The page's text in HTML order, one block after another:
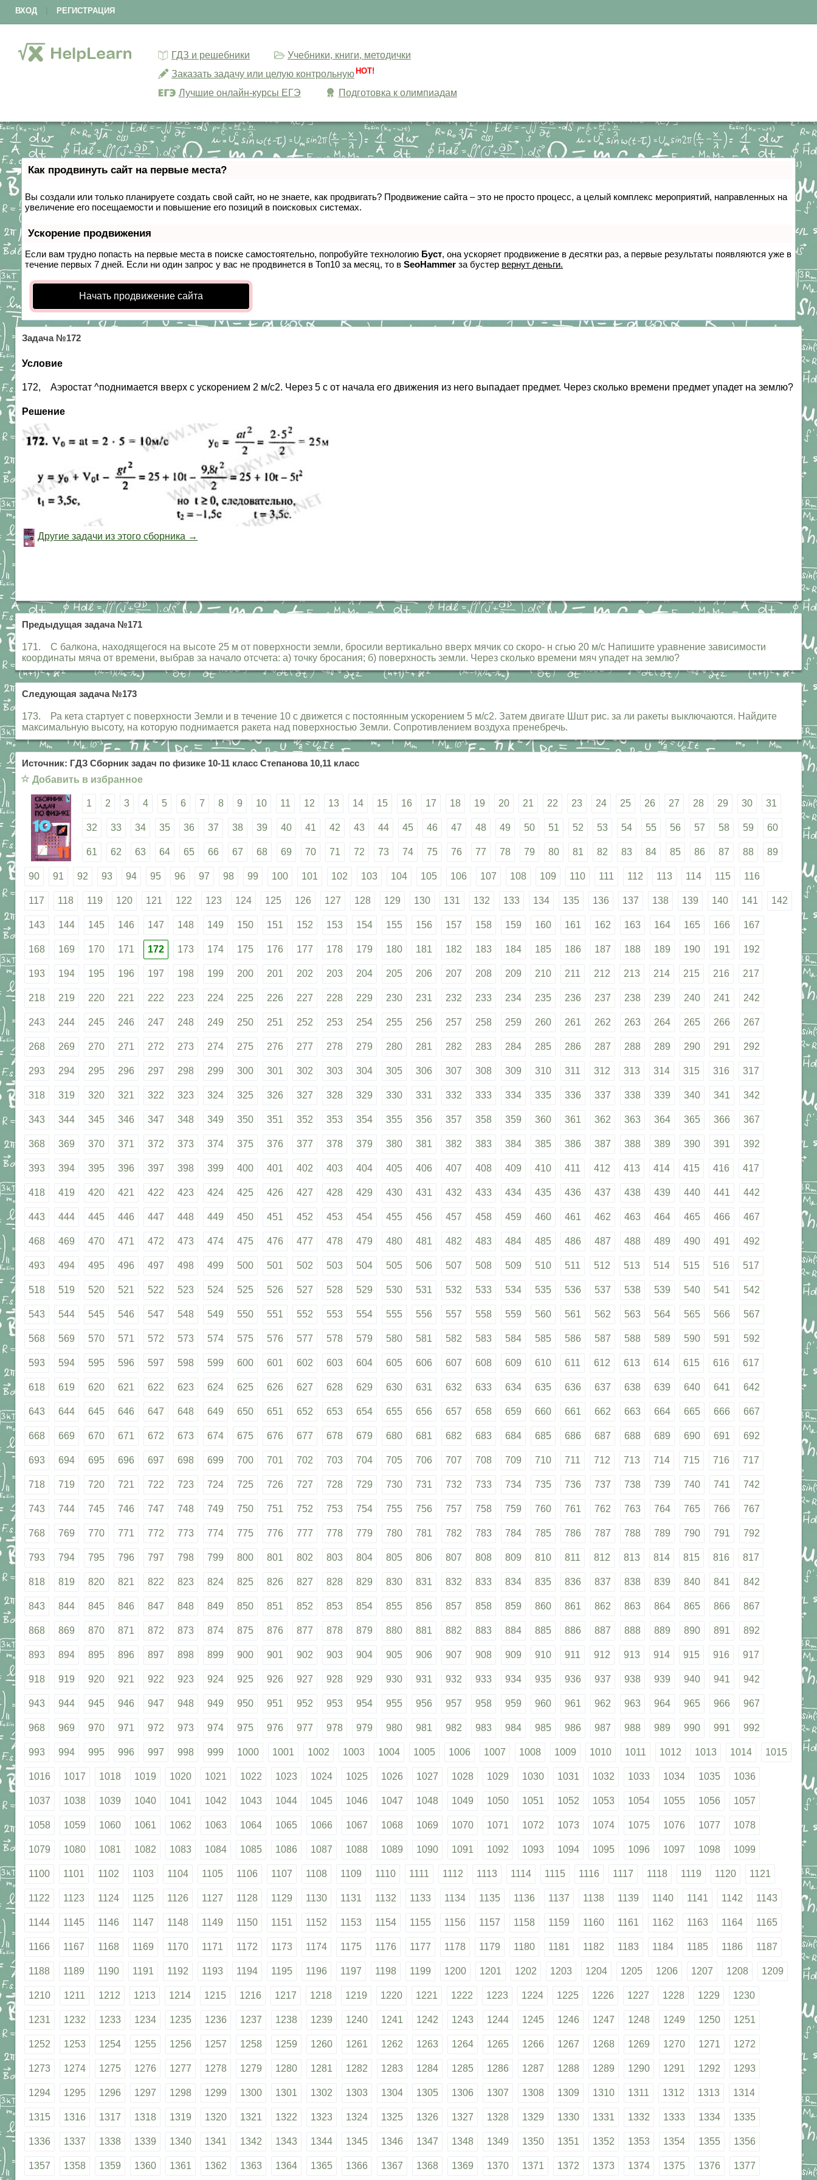
ВХОД РЕГИСТРАЦИЯ
ГДЗ и решебники
Учебники, книги, методички
Заказать задачу или целую контрольную HOT!
Лучшие онлайн-курсы ЕГЭ Подготовка к олимпиадам
Как продвинуть сайт на первые места?
Вы создали или только планируете создать свой сайт, но не знаете, как продвигать? Продвижение сайта – это не просто процесс, а целый комплекс мероприятий, направленных на
увеличение его посещаемости и повышение его позиций в поисковых системах.
Ускорение продвижения
Если вам трудно попасть на первые места в поиске самостоятельно, попробуйте технологию Буст, она ускоряет продвижение в десятки раз, а первые результаты появляются уже в
течение первых 7 дней. Если ни один запрос у вас не продвинется в Топ10 за месяц, то в SeoHammer за бустер вернут деньги.
Начать продвижение сайта
Задача №172
Условие
172, Аэростат ^поднимается вверх с ускорением 2 м/с2. Через 5 с от начала его движения из него выпадает предмет. Через сколько времени предмет упадет на землю?
Решение
Другие задачи из этого сборника →
Предыдущая задача №171
171. С балкона, находящегося на высоте 25 м от поверхности земли, бросили вертикально вверх мячик со скоро- н сгью 20 м/с Напишите уравнение зависимости
координаты мяча от времени, выбрав за начало отсчета: а) точку бросания; б) поверхность земли. Через сколько времени мяч упадет на землю?
Следующая задача №173
173. Ра кета стартует с поверхности Земли и в течение 10 с движется с постоянным ускорением 5 м/с2. Затем двигате Шшт рис. за ли ракеты выключаются. Найдите
максимальную высоту, на которую поднимается ракета над поверхностью Земли. Сопротивлением воздуха пренебречь.
Источник: ГДЗ Сборник задач по физике 10-11 класс Степанова 10,11 класс
☆ Добавить в избранное
1 2 3 4 5 6 7 8 9 10 11 12 13 14 15 16 17 18 19 20 21 22 23 24 25 26 27 28 29 30 31
32 33 34 35 36 37 38 39 40 41 42 43 44 45 46 47 48 49 50 51 52 53 54 55 56 57 58 59 60
61 62 63 64 65 66 67 68 69 70 71 72 73 74 75 76 77 78 79 80 81 82 83 84 85 86 87 88 89
90 91 92 93 94 95 96 97 98 99 100 101 102 103 104 105 106 107 108 109 110 111 112 113 114 115 116
117 118 119 120 121 122 123 124 125 126 127 128 129 130 131 132 133 134 135 136 137 138 139 140 141 142
143 144 145 146 147 148 149 150 151 152 153 154 155 156 157 158 159 160 161 162 163 164 165 166 167
168 169 170 171 172 173 174 175 176 177 178 179 180 181 182 183 184 185 186 187 188 189 190 191 192
193 194 195 196 197 198 199 200 201 202 203 204 205 206 207 208 209 210 211 212 213 214 215 216 217
218 219 220 221 222 223 224 225 226 227 228 229 230 231 232 233 234 235 236 237 238 239 240 241 242
243 244 245 246 247 248 249 250 251 252 253 254 255 256 257 258 259 260 261 262 263 264 265 266 267
268 269 270 271 272 273 274 275 276 277 278 279 280 281 282 283 284 285 286 287 288 289 290 291 292
293 294 295 296 297 298 299 300 301 302 303 304 305 306 307 308 309 310 311 312 313 314 315 316 317
318 319 320 321 322 323 324 325 326 327 328 329 330 331 332 333 334 335 336 337 338 339 340 341 342
343 344 345 346 347 348 349 350 351 352 353 354 355 356 357 358 359 360 361 362 363 364 365 366 367
368 369 370 371 372 373 374 375 376 377 378 379 380 381 382 383 384 385 386 387 388 389 390 391 392
393 394 395 396 397 398 399 400 401 402 403 404 405 406 407 408 409 410 411 412 413 414 415 416 417
418 419 420 421 422 423 424 425 426 427 428 429 430 431 432 433 434 435 436 437 438 439 440 441 442
443 444 445 446 447 448 449 450 451 452 453 454 455 456 457 458 459 460 461 462 463 464 465 466 467
468 469 470 471 472 473 474 475 476 477 478 479 480 481 482 483 484 485 486 487 488 489 490 491 492
493 494 495 496 497 498 499 500 501 502 503 504 505 506 507 508 509 510 511 512 513 514 515 516 517
518 519 520 521 522 523 524 525 526 527 528 529 530 531 532 533 534 535 536 537 538 539 540 541 542
543 544 545 546 547 548 549 550 551 552 553 554 555 556 557 558 559 560 561 562 563 564 565 566 567
568 569 570 571 572 573 574 575 576 577 578 579 580 581 582 583 584 585 586 587 588 589 590 591 592
593 594 595 596 597 598 599 600 601 602 603 604 605 606 607 608 609 610 611 612 613 614 615 616 617
618 619 620 621 622 623 624 625 626 627 628 629 630 631 632 633 634 635 636 637 638 639 640 641 642
643 644 645 646 647 648 649 650 651 652 653 654 655 656 657 658 659 660 661 662 663 664 665 666 667
668 669 670 671 672 673 674 675 676 677 678 679 680 681 682 683 684 685 686 687 688 689 690 691 692
693 694 695 696 697 698 699 700 701 702 703 704 705 706 707 708 709 710 711 712 713 714 715 716 717
718 719 720 721 722 723 724 725 726 727 728 729 730 731 732 733 734 735 736 737 738 739 740 741 742
743 744 745 746 747 748 749 750 751 752 753 754 755 756 757 758 759 760 761 762 763 764 765 766 767
768 769 770 771 772 773 774 775 776 777 778 779 780 781 782 783 784 785 786 787 788 789 790 791 792
793 794 795 796 797 798 799 800 801 802 803 804 805 806 807 808 809 810 811 812 813 814 815 816 817
818 819 820 821 822 823 824 825 826 827 828 829 830 831 832 833 834 835 836 837 838 839 840 841 842
843 844 845 846 847 848 849 850 851 852 853 854 855 856 857 858 859 860 861 862 863 864 865 866 867
868 869 870 871 872 873 874 875 876 877 878 879 880 881 882 883 884 885 886 887 888 889 890 891 892
893 894 895 896 897 898 899 900 901 902 903 904 905 906 907 908 909 910 911 912 913 914 915 916 917
918 919 920 921 922 923 924 925 926 927 928 929 930 931 932 933 934 935 936 937 938 939 940 941 942
943 944 945 946 947 948 949 950 951 952 953 954 955 956 957 958 959 960 961 962 963 964 965 966 967
968 969 970 971 972 973 974 975 976 977 978 979 980 981 982 983 984 985 986 987 988 989 990 991 992
993 994 995 996 997 998 999 1000 1001 1002 1003 1004 1005 1006 1007 1008 1009 1010 1011 1012 1013 1014 1015
1016 1017 1018 1019 1020 1021 1022 1023 1024 1025 1026 1027 1028 1029 1030 1031 1032 1033 1034 1035 1036
1037 1038 1039 1040 1041 1042 1043 1044 1045 1046 1047 1048 1049 1050 1051 1052 1053 1054 1055 1056 1057
1058 1059 1060 1061 1062 1063 1064 1065 1066 1067 1068 1069 1070 1071 1072 1073 1074 1075 1076 1077 1078
1079 1080 1081 1082 1083 1084 1085 1086 1087 1088 1089 1090 1091 1092 1093 1094 1095 1096 1097 1098 1099
1100 1101 1102 1103 1104 1105 1106 1107 1108 1109 1110 1111 1112 1113 1114 1115 1116 1117 1118 1119 1120 1121
1122 1123 1124 1125 1126 1127 1128 1129 1130 1131 1132 1133 1134 1135 1136 1137 1138 1139 1140 1141 1142 1143
1144 1145 1146 1147 1148 1149 1150 1151 1152 1153 1154 1155 1156 1157 1158 1159 1160 1161 1162 1163 1164 1165
1166 1167 1168 1169 1170 1171 1172 1173 1174 1175 1176 1177 1178 1179 1180 1181 1182 1183 1184 1185 1186 1187
1188 1189 1190 1191 1192 1193 1194 1195 1196 1197 1198 1199 1200 1201 1202 1203 1204 1205 1206 1207 1208 1209
1210 1211 1212 1213 1214 1215 1216 1217 1218 1219 1220 1221 1222 1223 1224 1225 1226 1227 1228 1229 1230
1231 1232 1233 1234 1235 1236 1237 1238 1239 1240 1241 1242 1243 1244 1245 1246 1247 1248 1249 1250 1251
1252 1253 1254 1255 1256 1257 1258 1259 1260 1261 1262 1263 1264 1265 1266 1267 1268 1269 1270 1271 1272
1273 1274 1275 1276 1277 1278 1279 1280 1281 1282 1283 1284 1285 1286 1287 1288 1289 1290 1291 1292 1293
1294 1295 1296 1297 1298 1299 1300 1301 1302 1303 1304 1305 1306 1307 1308 1309 1310 1311 1312 1313 1314
1315 1316 1317 1318 1319 1320 1321 1322 1323 1324 1325 1326 1327 1328 1329 1330 1331 1332 1333 1334 1335
1336 1337 1338 1339 1340 1341 1342 1343 1344 1345 1346 1347 1348 1349 1350 1351 1352 1353 1354 1355 1356
1357 1358 1359 1360 1361 1362 1363 1364 1365 1366 1367 1368 1369 1370 1371 1372 1373 1374 1375 1376 1377